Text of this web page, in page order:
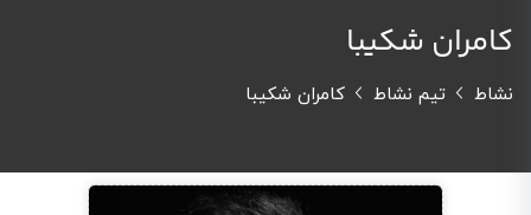
کامران شکیبا
نشاط تیم نشاط کامران شکیبا